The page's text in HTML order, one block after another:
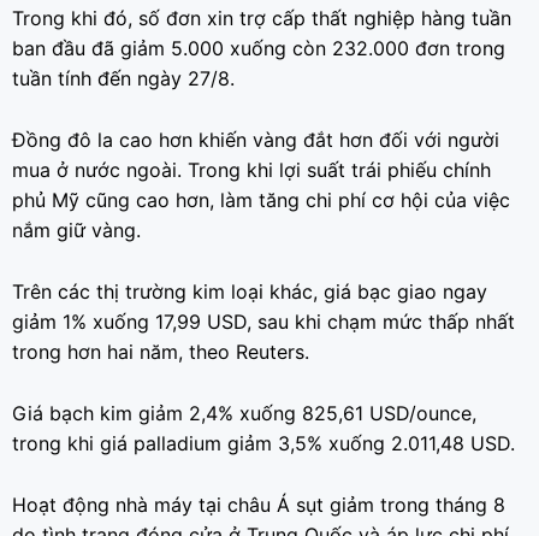
Trong khi đó, số đơn xin trợ cấp thất nghiệp hàng tuần
ban đầu đã giảm 5.000 xuống còn 232.000 đơn trong
tuần tính đến ngày 27/8.
Đồng đô la cao hơn khiến vàng đắt hơn đối với người
mua ở nước ngoài. Trong khi lợi suất trái phiếu chính
phủ Mỹ cũng cao hơn, làm tăng chi phí cơ hội của việc
nắm giữ vàng.
Trên các thị trường kim loại khác, giá bạc giao ngay
giảm 1% xuống 17,99 USD, sau khi chạm mức thấp nhất
trong hơn hai năm, theo Reuters.
Giá bạch kim giảm 2,4% xuống 825,61 USD/ounce,
trong khi giá palladium giảm 3,5% xuống 2.011,48 USD.
Hoạt động nhà máy tại châu Á sụt giảm trong tháng 8